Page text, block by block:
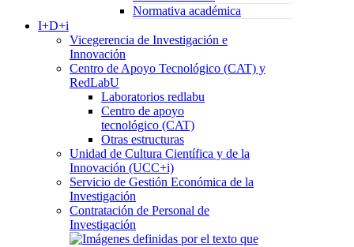
Normativa académica
I+D+i
Vicegerencia de Investigación e
Innovación
Centro de Apoyo Tecnológico (CAT) y
RedLabU
Laboratorios redlabu
Centro de apoyo
tecnológico (CAT)
Otras estructuras
Unidad de Cultura Científica y de la
Innovación (UCC+i)
Servicio de Gestión Económica de la
Investigación
Contratación de Personal de
Investigación